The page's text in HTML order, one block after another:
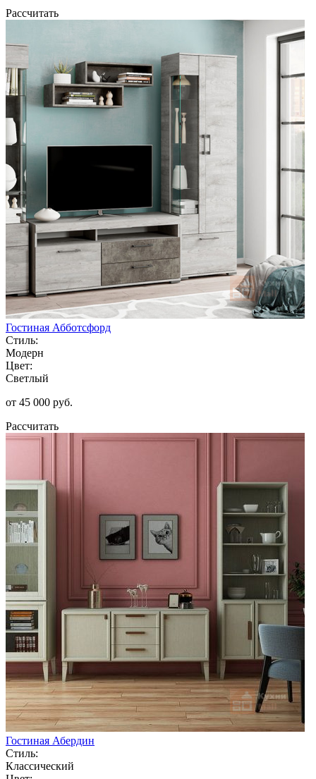
Рассчитать
Гостиная Абботсфорд
Стиль:
Модерн
Цвет:
Светлый
от 45 000 руб.
Рассчитать
Гостиная Абердин
Стиль:
Классический